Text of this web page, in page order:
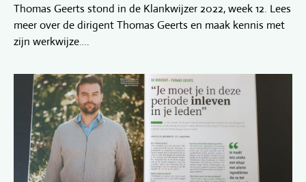
Thomas Geerts stond in de Klankwijzer 2022, week 12. Lees
meer over de dirigent Thomas Geerts en maak kennis met
zijn werkwijze….